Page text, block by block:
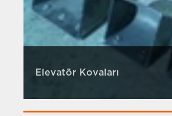
Elevatör Kovaları